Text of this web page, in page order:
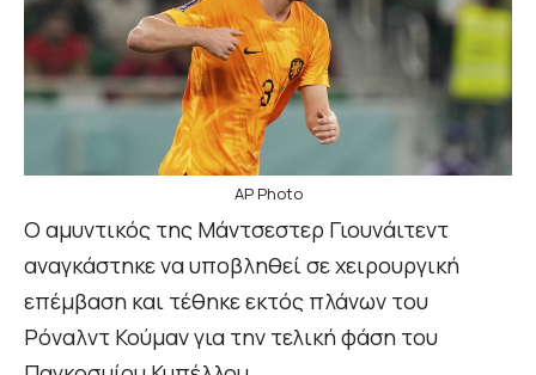
AP Photo
Ο αμυντικός της Μάντσεστερ Γιουνάιτεντ
αναγκάστηκε να υποβληθεί σε χειρουργική
επέμβαση και τέθηκε εκτός πλάνων του
Ρόναλντ Κούμαν για την τελική φάση του